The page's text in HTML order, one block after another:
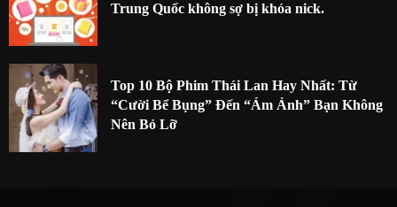
Trung Quốc không sợ bị khóa nick.
Top 10 Bộ Phim Thái Lan Hay Nhất: Từ
“Cười Bể Bụng” Đến “Ám Ảnh” Bạn Không
Nên Bỏ Lỡ